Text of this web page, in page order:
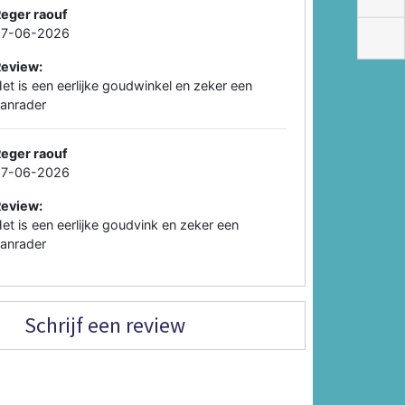
raouf
06-2026
is een eerlijke goudwinkel en zeker een
raouf
06-2026
is een eerlijke goudvink en zeker een
Schrijf een review